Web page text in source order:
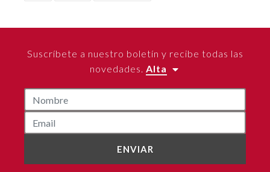
Suscríbete a nuestro boletín y recibe todas las
novedades. Alta
ENVIAR